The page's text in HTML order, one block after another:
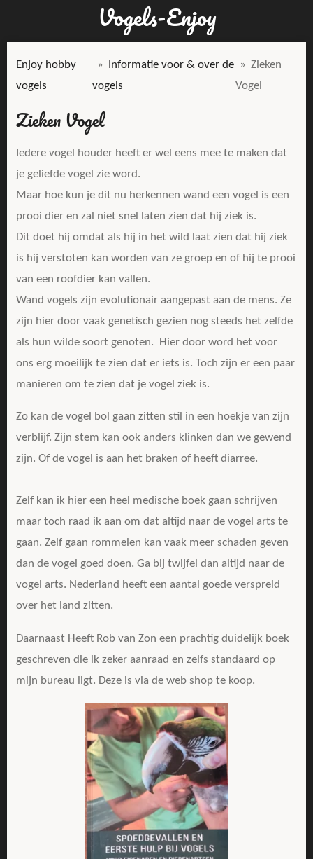
naar
Vogels-Enjoy
Enjoy hobby
vogels
»
Informatie voor & over de
vogels
» Zieken
Vogel
Zieken Vogel
Iedere vogel houder heeft er wel eens mee te maken dat
je geliefde vogel zie word.
Maar hoe kun je dit nu herkennen wand een vogel is een
prooi dier en zal niet snel laten zien dat hij ziek is.
Dit doet hij omdat als hij in het wild laat zien dat hij ziek
is hij verstoten kan worden van ze groep en of hij te prooi
van een roofdier kan vallen.
Wand vogels zijn evolutionair aangepast aan de mens. Ze
zijn hier door vaak genetisch gezien nog steeds het zelfde
als hun wilde soort genoten. Hier door word het voor
ons erg moeilijk te zien dat er iets is. Toch zijn er een paar
manieren om te zien dat je vogel ziek is.
Zo kan de vogel bol gaan zitten stil in een hoekje van zijn
verblijf. Zijn stem kan ook anders klinken dan we gewend
zijn. Of de vogel is aan het braken of heeft diarree.
Zelf kan ik hier een heel medische boek gaan schrijven
maar toch raad ik aan om dat altijd naar de vogel arts te
gaan. Zelf gaan rommelen kan vaak meer schaden geven
dan de vogel goed doen. Ga bij twijfel dan altijd naar de
vogel arts. Nederland heeft een aantal goede verspreid
over het land zitten.
Daarnaast Heeft Rob van Zon een prachtig duidelijk boek
geschreven die ik zeker aanraad en zelfs standaard op
mijn bureau ligt. Deze is via de web shop te koop.